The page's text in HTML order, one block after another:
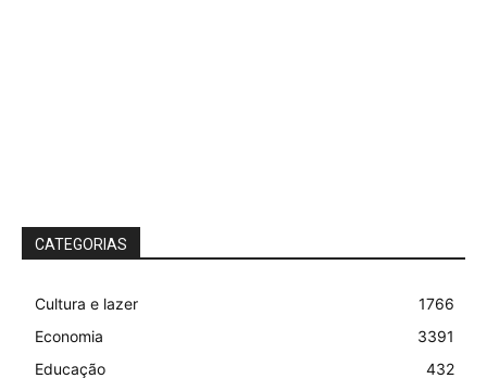
CATEGORIAS
Cultura e lazer
1766
Economia
3391
Educação
432